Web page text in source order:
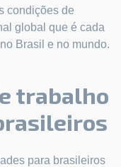
condições de
global que é cada
Brasil e no mundo.
trabalho
para brasileiros